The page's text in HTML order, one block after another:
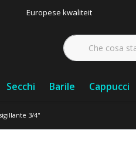
Europese kwaliteit
Secchi Barile Cappucci
3/4''